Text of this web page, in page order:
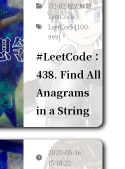
02-02 程式解題
LeetCode,
LeetCode[100-
999]
#LeetCode：
438. Find All
Anagrams
in a String
2020-05-16
15:18:22